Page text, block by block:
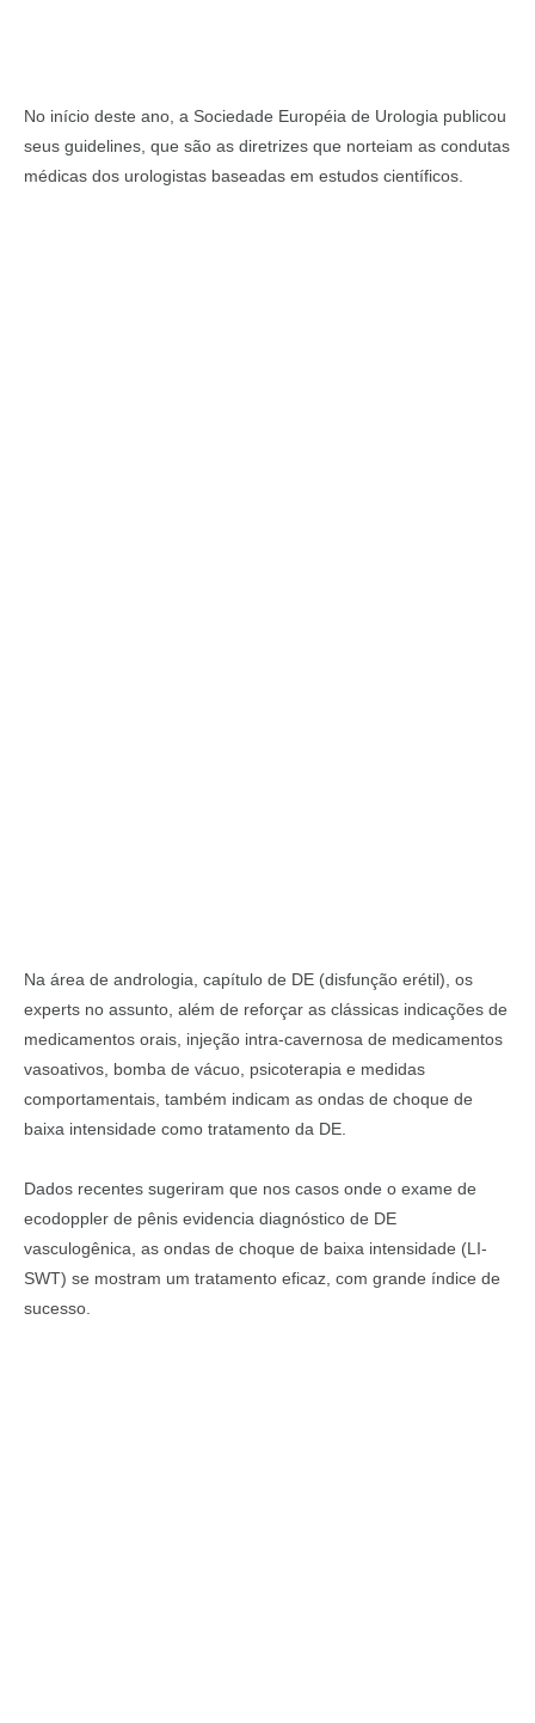
No início deste ano, a Sociedade Européia de Urologia publicou
seus guidelines, que são as diretrizes que norteiam as condutas
médicas dos urologistas baseadas em estudos científicos.
Na área de andrologia, capítulo de DE (disfunção erétil), os
experts no assunto, além de reforçar as clássicas indicações de
medicamentos orais, injeção intra-cavernosa de medicamentos
vasoativos, bomba de vácuo, psicoterapia e medidas
comportamentais, também indicam as ondas de choque de
baixa intensidade como tratamento da DE.
Dados recentes sugeriram que nos casos onde o exame de
ecodoppler de pênis evidencia diagnóstico de DE
vasculogênica, as ondas de choque de baixa intensidade (LI-
SWT) se mostram um tratamento eficaz, com grande índice de
sucesso.